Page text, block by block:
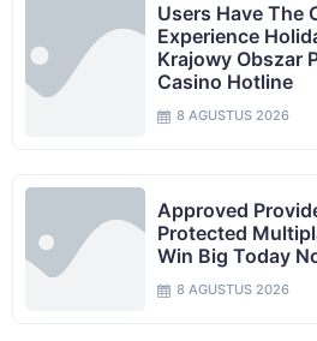
Users Have The
Experience
Krajowy Obszar
Casino Hotline
8 AGUSTUS 2026
Approved
Protected
Win Big Today
8 AGUSTUS 2026